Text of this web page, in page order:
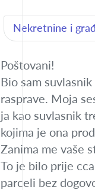
Nekretnine i
Poštovani!
Bio sam
rasprave. Moja
ja kao suvlasnik
kojima je ona
Zanima me vaše
To je bilo prije
parceli bez